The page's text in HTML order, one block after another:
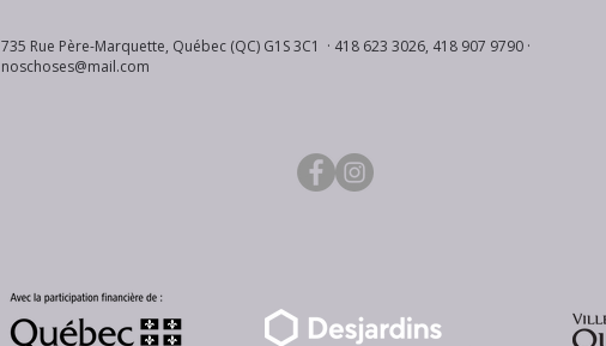
735 Rue Père-Marquette, Québec (QC) G1S 3C1 · 418 623 3026, 418 907 9790 ·
noschoses@mail.com